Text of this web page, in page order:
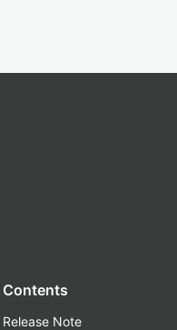
Contents
Release Note